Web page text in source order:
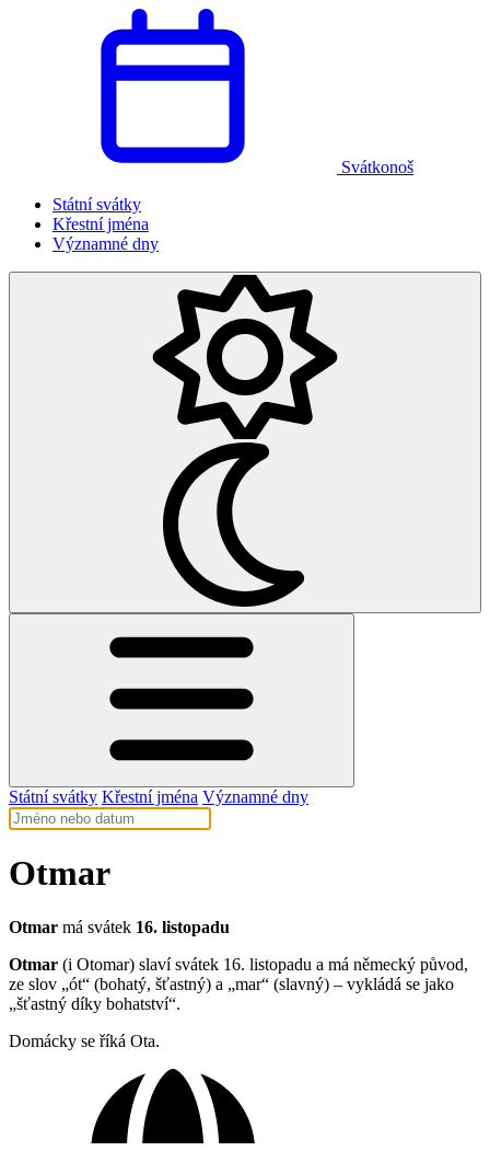
Svátkonoš
Státní svátky
Křestní jména
Významné dny
Státní svátky Křestní jména Významné dny
Otmar
Otmar má svátek 16. listopadu
Otmar (i Otomar) slaví svátek 16. listopadu a má německý původ,
ze slov „ót“ (bohatý, šťastný) a „mar“ (slavný) – vykládá se jako
„šťastný díky bohatství“.
Domácky se říká Ota.